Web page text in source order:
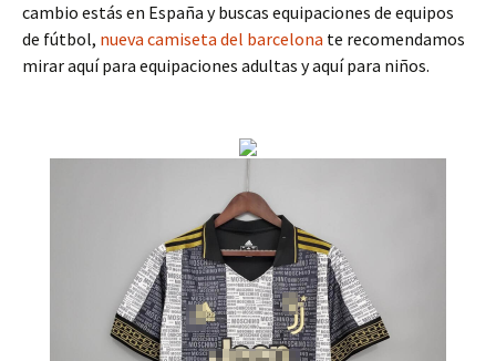
cambio estás en España y buscas equipaciones de equipos
de fútbol, nueva camiseta del barcelona te recomendamos
mirar aquí para equipaciones adultas y aquí para niños.